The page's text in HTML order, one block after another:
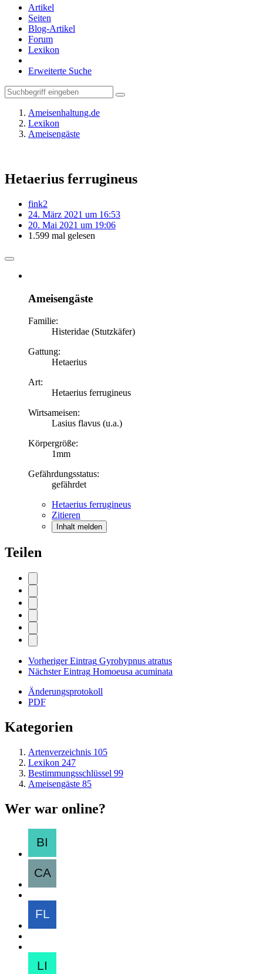
Artikel
Seiten
Blog-Artikel
Forum
Lexikon
Erweiterte Suche
Ameisenhaltung.de
Lexikon
Ameisengäste
Hetaerius ferrugineus
fink2
24. März 2021 um 16:53
20. Mai 2021 um 19:06
1.599 mal gelesen
Ameisengäste
Familie:
Histeridae (Stutzkäfer)
Gattung:
Hetaerius
Art:
Hetaerius ferrugineus
Wirtsameisen:
Lasius flavus (u.a.)
Körpergröße:
1mm
Gefährdungsstatus:
gefährdet
Hetaerius ferrugineus
Zitieren
Inhalt melden
Teilen
Vorheriger Eintrag Gyrohypnus atratus
Nächster Eintrag Homoeusa acuminata
Änderungsprotokoll
PDF
Kategorien
Artenverzeichnis 105
Lexikon 247
Bestimmungsschlüssel 99
Ameisengäste 85
Wer war online?